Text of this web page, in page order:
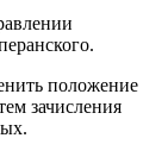
положение
зачисления